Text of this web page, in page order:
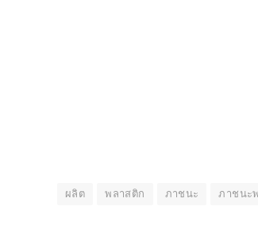
ผลิต พลาสติก ภาชนะ ภาชนะ